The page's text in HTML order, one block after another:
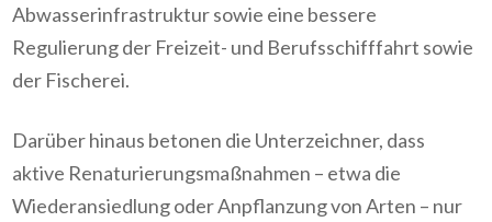
Abwasserinfrastruktur sowie eine bessere
Regulierung der Freizeit- und Berufsschifffahrt sowie
der Fischerei.
Darüber hinaus betonen die Unterzeichner, dass
aktive Renaturierungsmaßnahmen – etwa die
Wiederansiedlung oder Anpflanzung von Arten – nur